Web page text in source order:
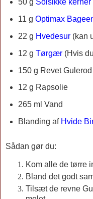
50 g Solsikke kerner
11 g Optimax
22 g Hvedesur(kan
12 g Tørgær (Hvis
150 g Revet Gulerod
12 g Rapsolie
265 ml Vand
Blanding af Hvide
Sådan gør du:
Kom alle de tørre
Bland det godt
Tilsæt de revne